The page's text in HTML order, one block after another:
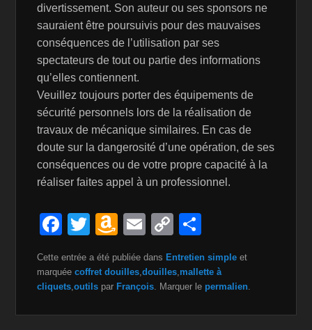
divertissement. Son auteur ou ses sponsors ne
sauraient être poursuivis pour des mauvaises
conséquences de l’utilisation par ses
spectateurs de tout ou partie des informations
qu’elles contiennent.
Veuillez toujours porter des équipements de
sécurité personnels lors de la réalisation de
travaux de mécanique similaires. En cas de
doute sur la dangerosité d’une opération, de ses
conséquences ou de votre propre capacité à la
réaliser faites appel à un professionnel.
F
c
e
b
T
tt
er
A
a
z
o
E
ail
C
p
y
Li
ta
g
er
Cette entrée a été publiée dans Entretien simple et
marquéecoffret douilles ,douilles mallette à
cliquets ,outils par François . Marquer le permalien